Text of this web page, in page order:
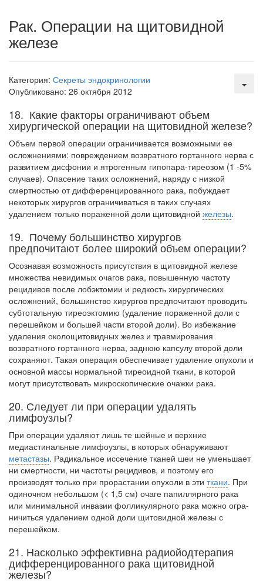
встрече с журналистами ведущих...
надзору в сфере
касаются увеличения риска
острой кардиотоксичности и
осложнений от...
Закон о праве родителей находиться с детьми в
реанимации внесен в Госдуму
Соответствующий
палату на
рассмотрение. Суть его
заключается в
нахождении одного из
родителей в
больничной палате
бесплатно, в течении всего срока лечения...
Рак. Операции на щитовидной
железе
Категория: Секреты эндокринологии
Опубликовано: 26 октября 2012
18. Какие факторы ограничивают объем
хирургической операции на щитовидной железе?
Объем первой операции ограничивается возможными ее
осложнениями: повреж­дением возвратного гортанного нерва с
развитием дисфонии и ятрогенным гипопара-тиреозом (1 -5%
случаев). Опасение таких осложнений, наряду с низкой
смертнос­тью от дифференцированного рака, побуждает
некоторых хирургов ограничиваться в таких случаях
удалением только пораженной доли щитовидной железы.
19. Почему большинство хирургов
предпочитают более широкий объем операции?
Осознавая возможность присутствия в щитовидной железе
множества невиди­мых очагов рака, повышенную частоту
рецидивов после лобэктомии и редкость хи­рургических
осложнений, большинство хирургов предпочитают проводить
субто­тальную тиреоэктомию (удаление пораженной доли с
перешейком и большей части второй доли). Во избежание
удаления околощитовидных желез и травмирования
возвратного гортанного нерва, заднюю капсулу второй доли
сохраняют. Такая опера­ция обеспечивает удаление опухоли и
основной массы нормальной тиреоидной тка­ни, в которой
могут присутствовать микроскопические очажки рака.
20. Следует ли при операции удалять
лимфоузлы?
При операции удаляют лишь те шейные и верхние
медиастинальные лимфоуз­лы, в которых обнаруживают
метастазы. Радикальное иссечение тканей шеи не уменьшает
ни смертности, ни частоты рецидивов, и поэтому его
производят толь­ко при прорастании опухоли в эти ткани. При
одиночном небольшом (< 1,5 см) оча­ге папиллярного рака
или минимальной инвазии фолликулярного рака можно огра­
ничиться удалением одной доли щитовидной железы с
перешейком.
21. Насколько эффективна радиойодтерапия
дифференцированного рака щитовидной
железы?